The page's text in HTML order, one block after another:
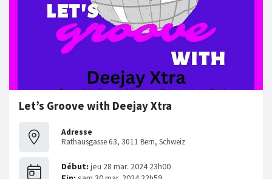
Let’s Groove with Deejay Xtra
Adresse
Rathausgasse 63, 3011 Bern, Schweiz